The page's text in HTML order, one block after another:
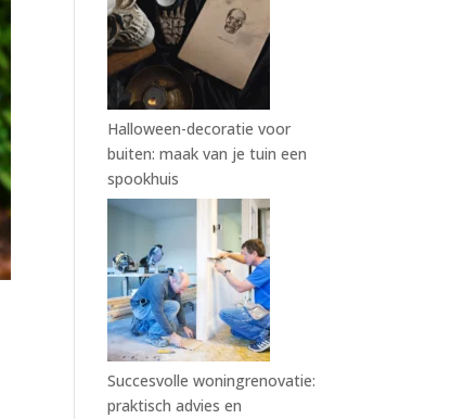
Halloween-decoratie voor
buiten: maak van je tuin een
spookhuis
Succesvolle woningrenovatie:
praktisch advies en